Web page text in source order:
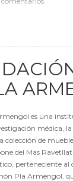
es una
médica,
colección de
del Mas
perteneciente al
Pla Armengol,